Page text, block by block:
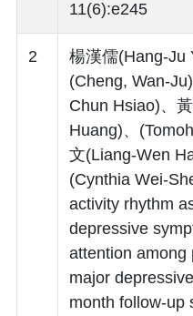
11(6):e245
2
楊漢儒(Hang-Ju
(Cheng, Wan-
Chun Hsiao)、
Huang)、
文(Liang-Wen
(Cynthia Wei-
activity rhythm
depressive
attention among
major
month follow-up